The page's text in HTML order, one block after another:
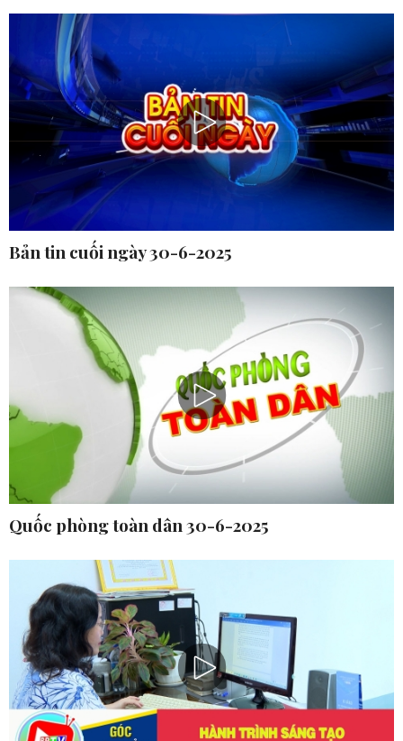
Bản tin cuối ngày 30-6-2025
Quốc phòng toàn dân 30-6-2025